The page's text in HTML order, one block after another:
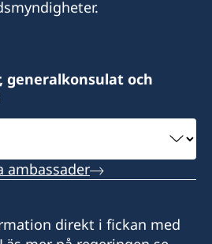
generalkonsulat och
ambassader
direkt i fickan med